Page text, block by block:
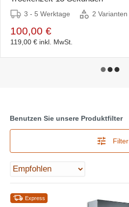
3 - 5 Werktage 2 Varianten
100,00 €
119,00 € inkl. MwSt.
Benutzen Sie unsere Produktfilter
Filter
Express